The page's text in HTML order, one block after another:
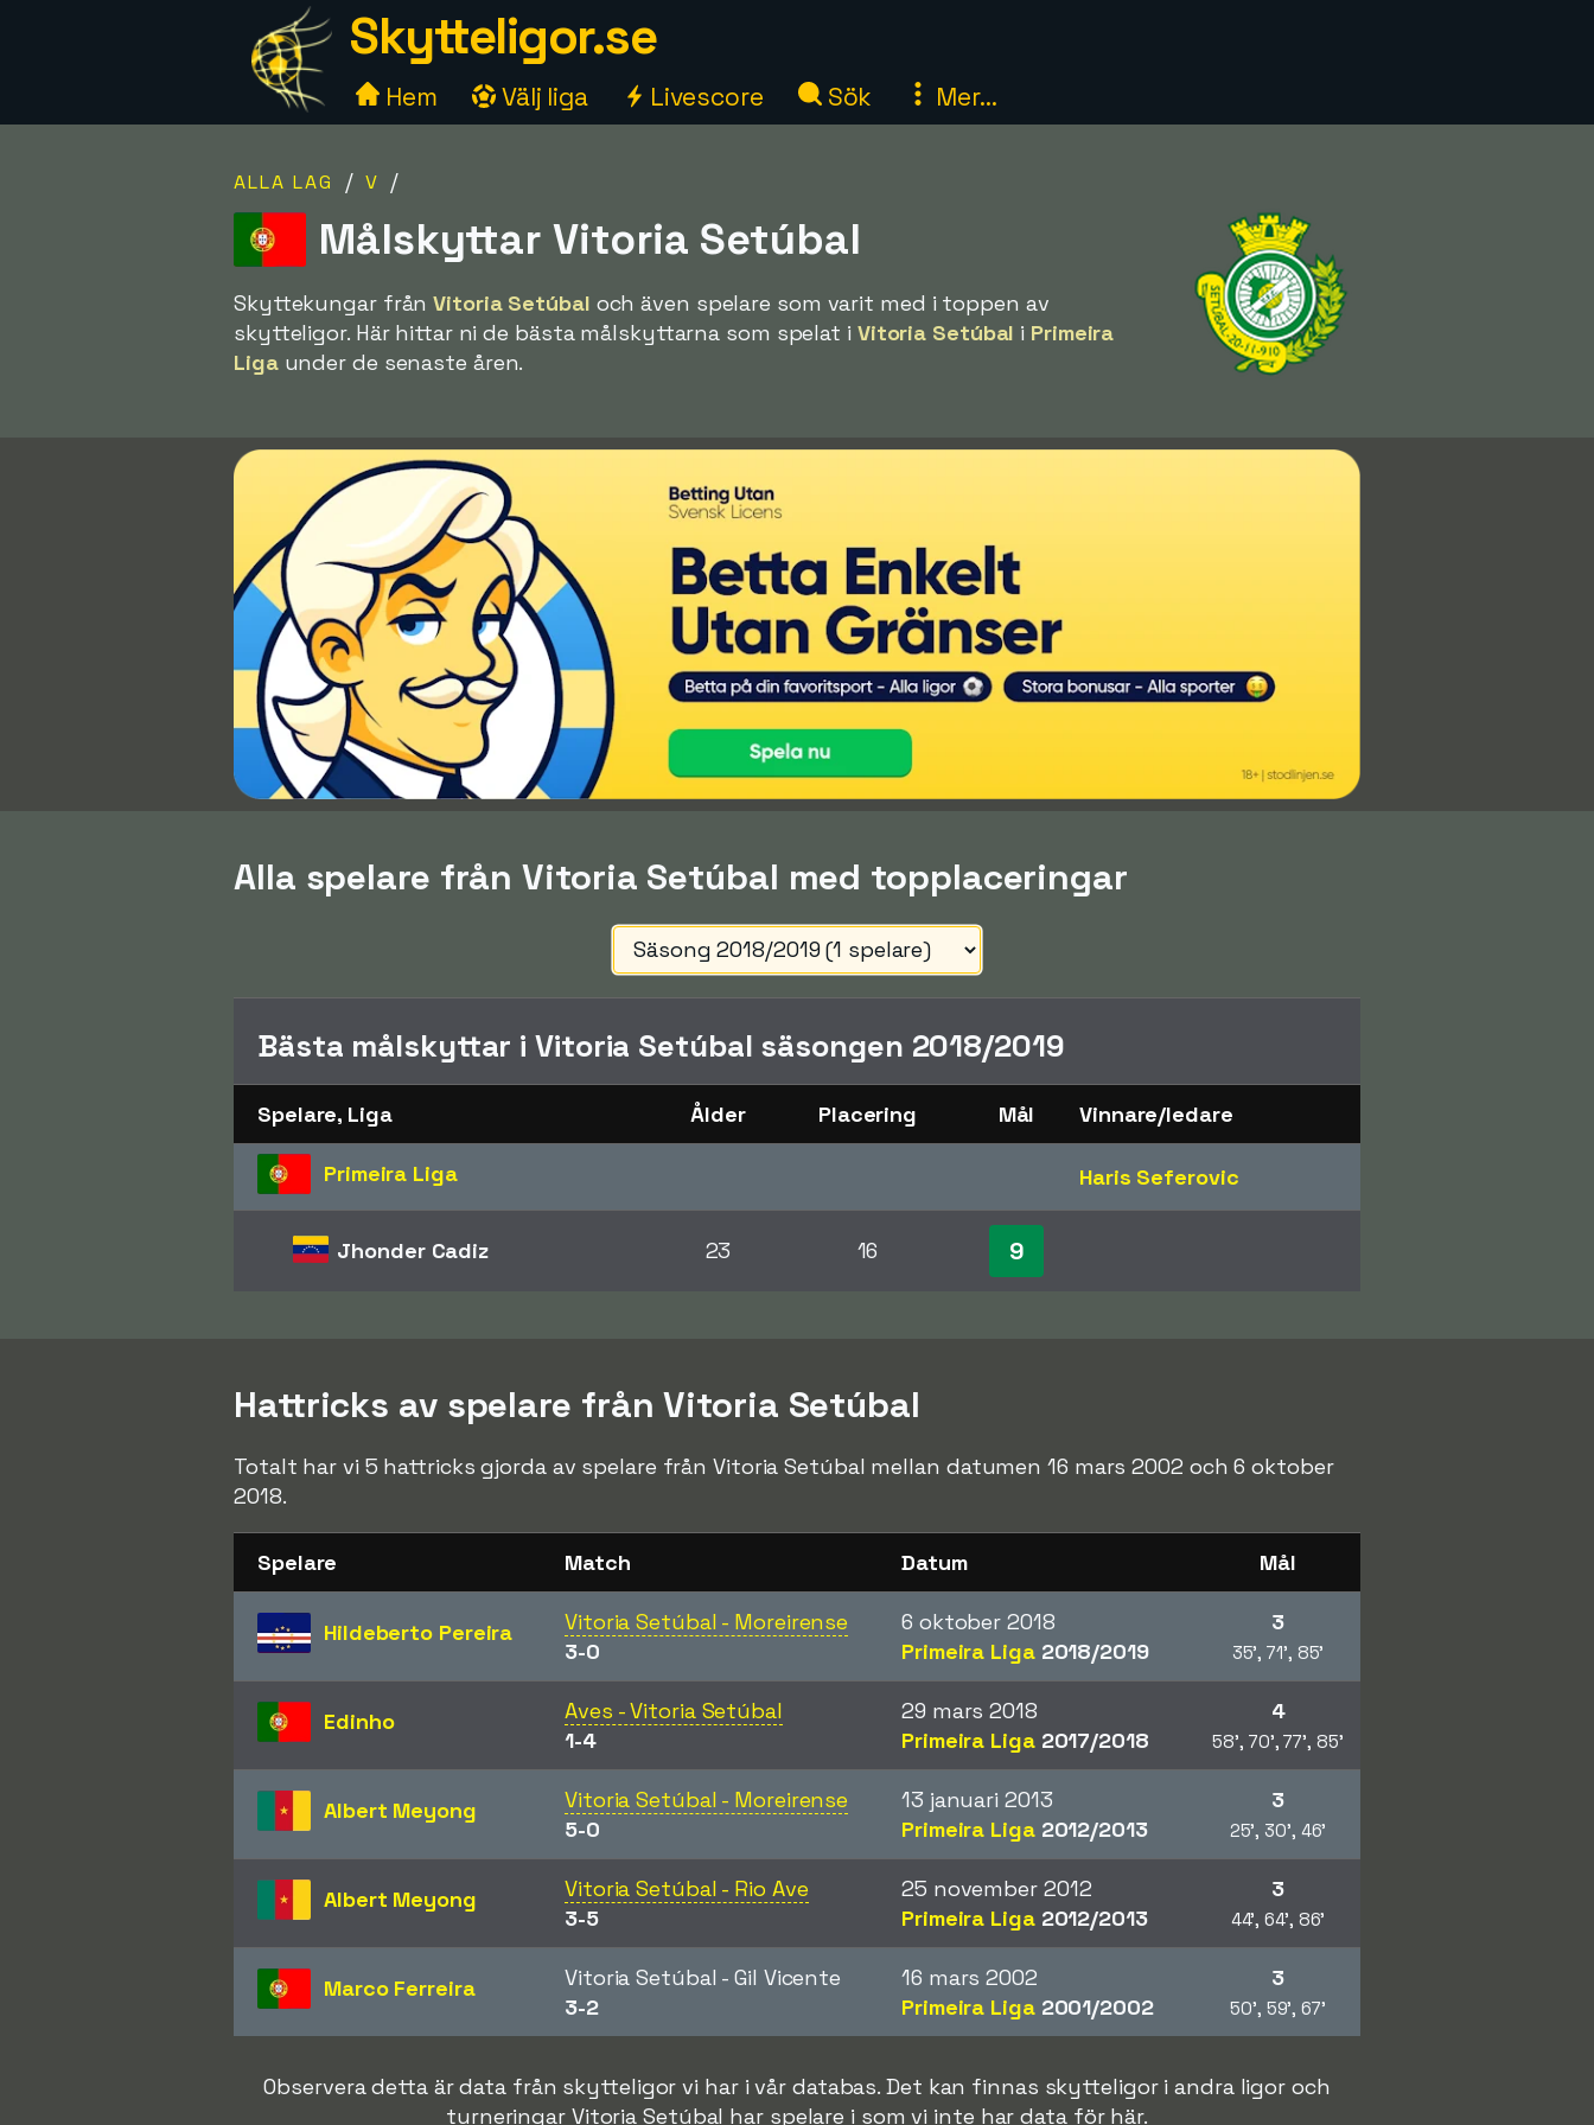
Skytteligor.se
Hem Välj liga Livescore Sök Mer...
ALLA LAG / V /
Målskyttar Vitoria Setúbal
Skyttekungar frånVitoria Setúbal och även spelare som varit med i toppen av
skytteligor. Här hittar ni de bästa målskyttarna som spelat i Vitoria Setúbal i Primeira
Ligaunder de senaste åren.
Alla spelare från Vitoria Setúbal med topplaceringar
Bästa målskyttar i Vitoria Setúbal säsongen 2018/2019
Spelare, Liga Ålder Placering Mål Vinnare/ledare
Primeira Liga Haris Seferovic
Jhonder Cadiz 23 16 9
Hattricks av spelare från Vitoria Setúbal
Totalt har vi 5 hattricks gjorda av spelare från Vitoria Setúbal mellan datumen 16 mars 2002 och 6 oktober
2018.
Spelare Match Datum Mål
Hildeberto Pereira
Vitoria Setúbal - Moreirense
3-0
6 oktober 2018
Primeira Liga2018/2019
3
35', 71', 85'
Edinho
Aves - Vitoria Setúbal
1-4
29 mars 2018
Primeira Liga2017/2018
4
58', 70', 77', 85'
Albert Meyong
Vitoria Setúbal - Moreirense
5-0
13 januari 2013
Primeira Liga2012/2013
3
25', 30', 46'
Albert Meyong
Vitoria Setúbal - Rio Ave
3-5
25 november 2012
Primeira Liga2012/2013
3
44', 64', 86'
Marco Ferreira
Vitoria Setúbal - Gil Vicente
3-2
16 mars 2002
Primeira Liga2001/2002
3
50', 59', 67'
Observera detta är data från skytteligor vi har i vår databas. Det kan finnas skytteligor i andra ligor och
turneringar Vitoria Setúbal har spelare i som vi inte har data för här.